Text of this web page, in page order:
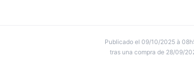
Publicado el 09/10/2025 à
tras una compra de 28/09/